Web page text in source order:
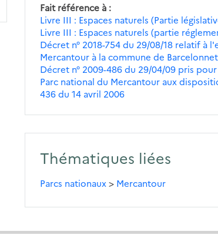
Fait référence à
Livre III : Espaces naturels (Partie
Livre III : Espaces naturels (partie
Décret n° 2018-754 du 29/08/18 relatif à
Mercantour à la commune de
Décret n° 2009-486 du 29/04/09 pris
Parc national du Mercantour aux
436 du 14 avril 2006
Thématiques liées
Parcs nationaux> Mercantour